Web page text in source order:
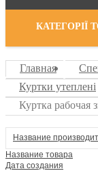
КАТЕГОРІЇ
Главная
Куртки утеплені
Куртка рабочая
Название
Название товара
Дата создания